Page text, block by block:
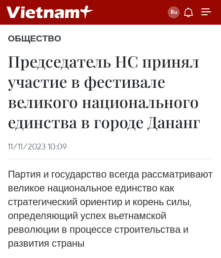
ОБЩЕСТВО
Председатель НС принял
участие в фестивале
великого национального
единства в городе Дананг
11/11/2023 10:09
Партия и государство всегда рассматривают
великое национальное единство как
стратегический ориентир и корень силы,
определяющий успех вьетнамской
революции в процессе строительства и
развития страны